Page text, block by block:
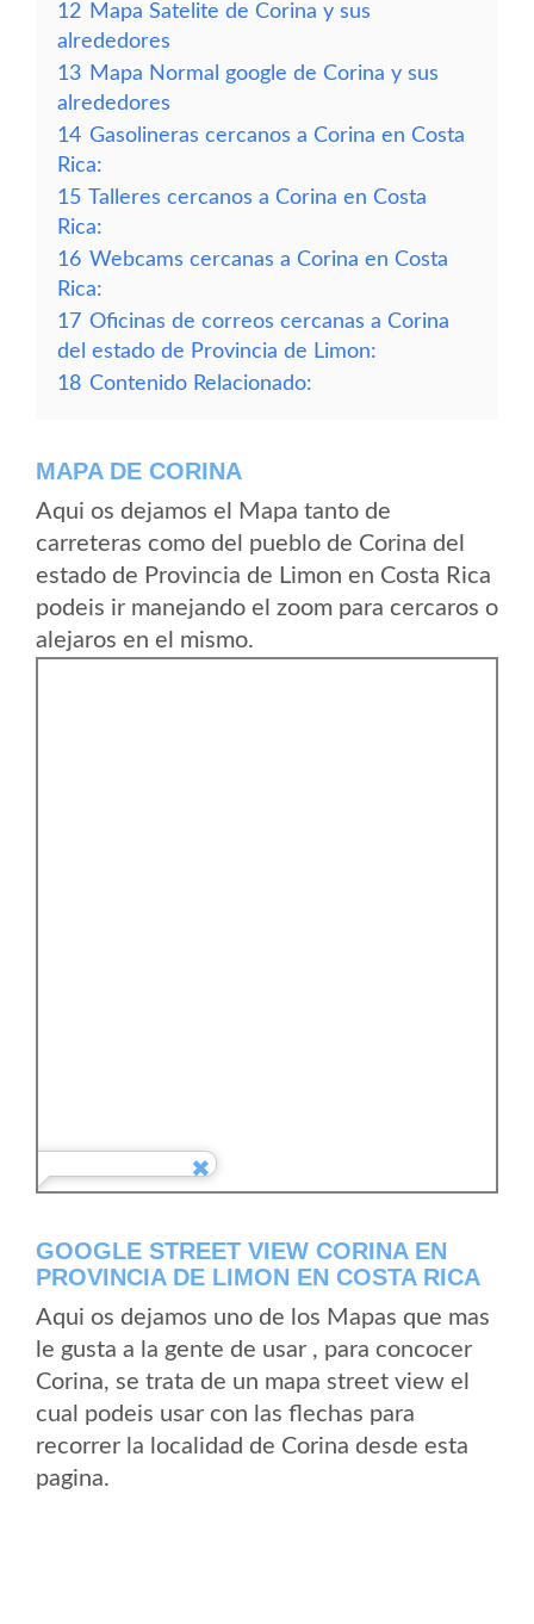
12 Mapa Satelite de Corina y sus
alrededores
13 Mapa Normal google de Corina y sus
alrededores
14 Gasolineras cercanos a Corina en Costa
Rica:
15 Talleres cercanos a Corina en Costa
Rica:
16 Webcams cercanas a Corina en Costa
Rica:
17 Oficinas de correos cercanas a Corina
del estado de Provincia de Limon:
18 Contenido Relacionado:
MAPA DE CORINA
Aqui os dejamos el Mapa tanto de
carreteras como del pueblo de Corina del
estado de Provincia de Limon en Costa Rica
podeis ir manejando el zoom para cercaros o
alejaros en el mismo.
GOOGLE STREET VIEW CORINA EN
PROVINCIA DE LIMON EN COSTA RICA
Aqui os dejamos uno de los Mapas que mas
le gusta a la gente de usar , para concocer
Corina, se trata de un mapa street view el
cual podeis usar con las flechas para
recorrer la localidad de Corina desde esta
pagina.